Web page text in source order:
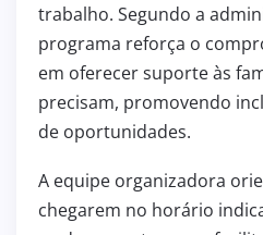
trabalho. Segundo a
programa reforça o
em oferecer suporte às
precisam, promovendo
de oportunidades.
A equipe organizadora
chegarem no horário